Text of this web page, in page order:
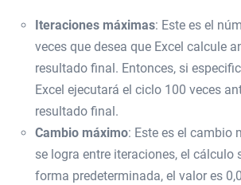
Iteraciones máximas: Este es el
veces que desea que Excel calcule
resultado final. Entonces, si
Excel ejecutará el ciclo 100 veces
resultado final.
Cambio máximo: Este es el cambio
se logra entre iteraciones, el cálculo
forma predeterminada, el valor es